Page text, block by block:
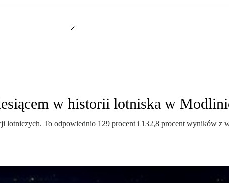
w historii lotniska w
lotniczych. To odpowiednio 129 procent i 132,8 procent wyników z